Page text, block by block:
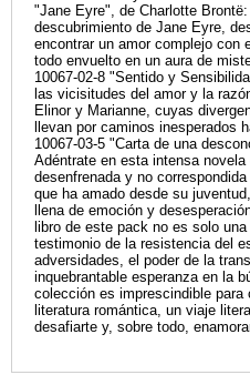
"Jane Eyre", de Charlotte
descubrimiento de Jane Eyre,
encontrar un amor complejo con
todo envuelto en un aura de
10067-02-8 "Sentido y
las vicisitudes del amor y la
Elinor y Marianne, cuyas
llevan por caminos inesperados
10067-03-5 "Carta de una
Adéntrate en esta intensa
desenfrenada y no
que ha amado desde su
llena de emoción y
libro de este pack no es solo
testimonio de la resistencia del
adversidades, el poder de la
inquebrantable esperanza en la
colección es imprescindible para
literatura romántica, un viaje
desafiarte y, sobre todo,